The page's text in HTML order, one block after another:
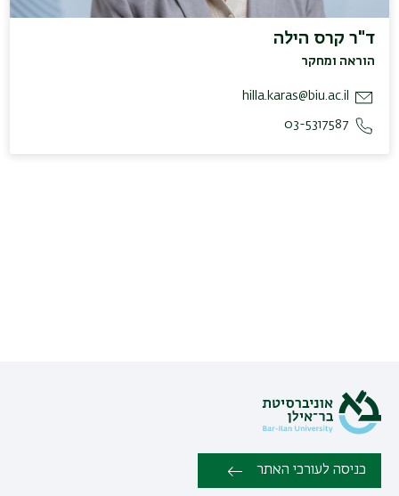
ד"ר קרס הילה
הוראה ומחקר
hilla.karas@biu.ac.il
03-5317587
כניסה לעורכי האתר